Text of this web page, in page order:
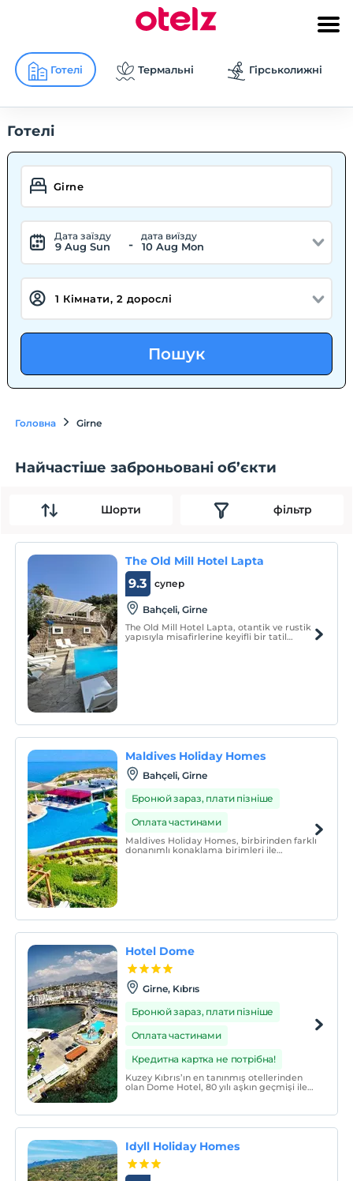
Готелі Термальні Гірськолижні
Готелі
Дата заїзду
9 Aug Sun -
дата виїзду
10 Aug Mon
Пошук
Головна Girne
Найчастіше заброньовані об’єкти
Шорти фільтр
The Old Mill Hotel Lapta
супер
9.3
Bahçeli, Girne
The Old Mill Hotel Lapta, otantik ve rustik
yapısıyla misafirlerine keyifli bir tatil
Maldives Holiday Homes
Bahçeli, Girne
Бронюй зараз, плати пізніше
Оплата частинами
Maldives Holiday Homes, birbirinden farklı
donanımlı konaklama birimleri ile
Hotel Dome
Girne, Kıbrıs
Бронюй зараз, плати пізніше
Оплата частинами
Кредитна картка не потрібна!
Kuzey Kıbrıs’ın en tanınmış otellerinden
olan Dome Hotel, 80 yılı aşkın geçmişi ile
Idyll Holiday Homes